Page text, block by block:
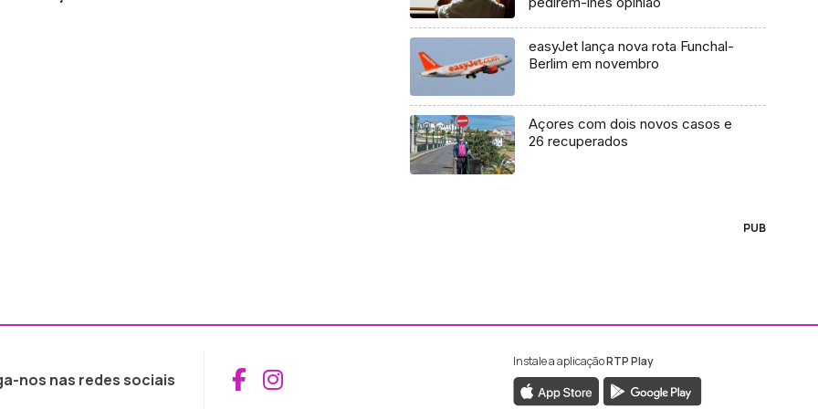
easyJet lança nova rota Funchal-
Berlim em novembro
Açores com dois novos casos e
26 recuperados
PUB
nos nas redes sociais Aceder ao Facebook da RTP Madeira
Aceder ao Instagram da RTP Madeira
Instale a aplicaçãoRTP Play